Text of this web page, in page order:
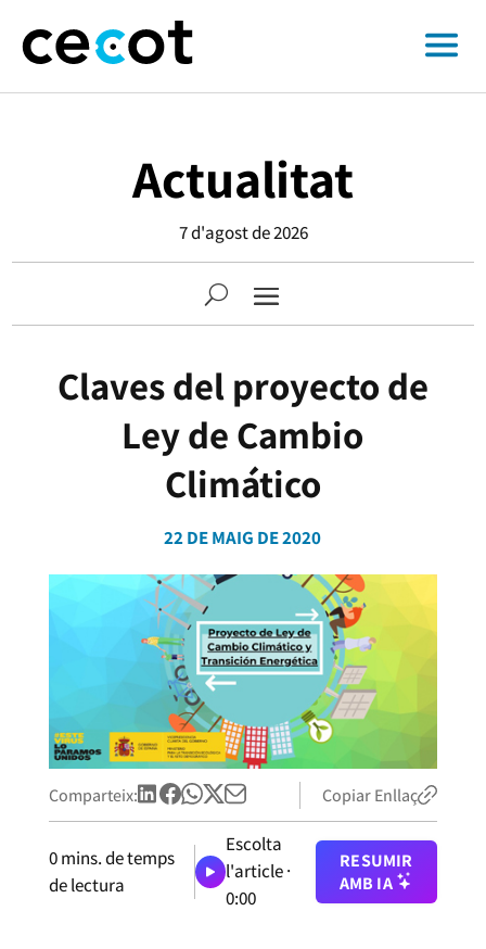
Actualitat
7 d'agost de 2026
Claves del proyecto de
Ley de Cambio
Climático
22 DE MAIG DE 2020
Comparteix: Copiar Enllaç
0mins. de temps
de lectura
Escolta
l'article ·
0:00
RESUMIR
AMB IA